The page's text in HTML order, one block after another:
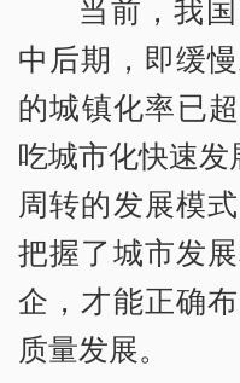
当前，我
中后期，即缓
的城镇化率已
吃城市化快速发
周转的发展模
把握了城市发
企，才能正确
质量发展。